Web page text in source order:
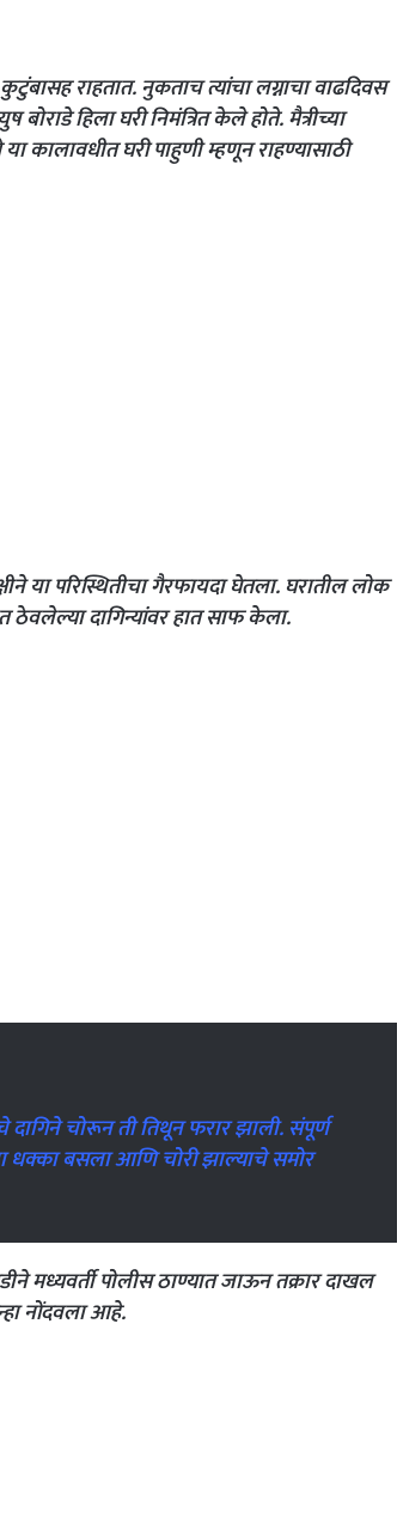
राहतात. नुकताच त्यांचा लग्नाचा वाढदिवस
हिला घरी निमंत्रित केले होते. मैत्रीच्या
कालावधीत घरी पाहुणी म्हणून राहण्यासाठी
या परिस्थितीचा गैरफायदा घेतला. घरातील लोक
ठेवलेल्या दागिन्यांवर हात साफ केला.
चोरून ती तिथून फरार झाली. संपूर्ण
धक्का बसला आणि चोरी झाल्याचे समोर
मध्यवर्ती पोलीस ठाण्यात जाऊन तक्रार दाखल
नोंदवला आहे.